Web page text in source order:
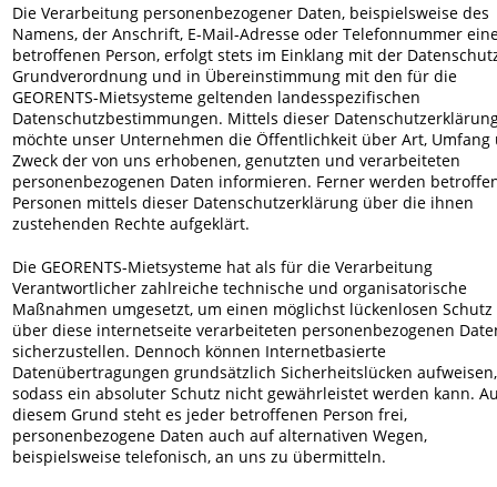
Die Verarbeitung personenbezogener Daten, beispielsweise des
Namens, der Anschrift, E-Mail-Adresse oder Telefonnummer
betroffenen Person, erfolgt stets im Einklang mit der
Grundverordnung und in Übereinstimmung mit den für die
GEORENTS-Mietsysteme geltenden landesspezifischen
Datenschutzbestimmungen. Mittels dieser
möchte unser Unternehmen die Öffentlichkeit über Art,
Zweck der von uns erhobenen, genutzten und verarbeiteten
personenbezogenen Daten informieren. Ferner werden
Personen mittels dieser Datenschutzerklärung über die ihnen
zustehenden Rechte aufgeklärt.
Die GEORENTS-Mietsysteme hat als für die Verarbeitung
Verantwortlicher zahlreiche technische und organisatorische
Maßnahmen umgesetzt, um einen möglichst lückenlosen
über diese internetseite verarbeiteten personenbezogenen
sicherzustellen. Dennoch können Internetbasierte
Datenübertragungen grundsätzlich Sicherheitslücken
sodass ein absoluter Schutz nicht gewährleistet werden kann.
diesem Grund steht es jeder betroffenen Person frei,
personenbezogene Daten auch auf alternativen Wegen,
beispielsweise telefonisch, an uns zu übermitteln.